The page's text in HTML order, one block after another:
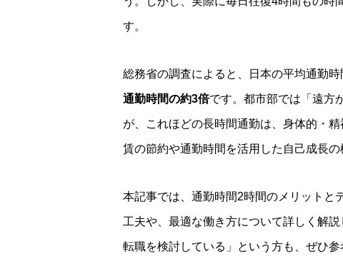
す。
総務省の調査によると、日本の平均通勤
通勤時間の約3倍です。都市部では「遠方
が、これほどの長時間通勤は、身体的・
賃の節約や通勤時間を活用した自己成長
本記事では、通勤時間2時間のメリットと
工夫や、最適な働き方について詳しく解
転職を検討している」という方も、ぜひ参